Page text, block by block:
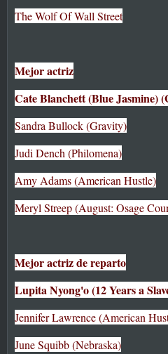
The Wolf Of Wall Street
Mejor actriz
Cate Blanchett (Blue Jasmine)
Sandra Bullock (Gravity)
Judi Dench (Philomena)
Amy Adams (American Hustle)
Meryl Streep (August: Osage
Mejor actriz de reparto
Lupita Nyong'o (12 Years a
Jennifer Lawrence (American
June Squibb (Nebraska)